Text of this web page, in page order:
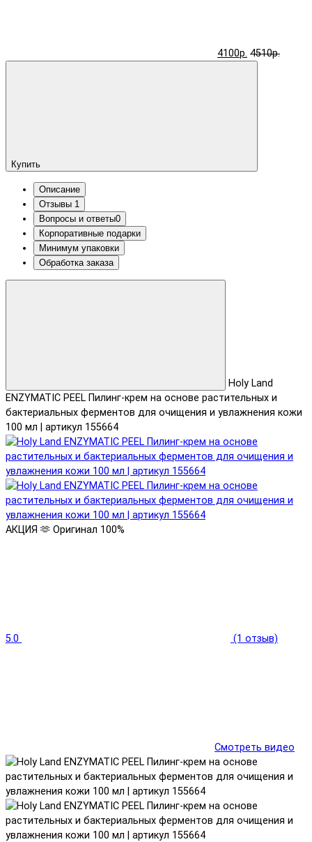
4100р. 4510р.
Купить
Описание
Отзывы 1
Вопросы и ответы0
Корпоративные подарки
Минимум упаковки
Обработка заказа
Holy Land
ENZYMATIC PEEL Пилинг-крем на основе растительных и
бактериальных ферментов для очищения и увлажнения кожи
100 мл | артикул 155664
АКЦИЯ 🫶 Оригинал 100%
5.0 (1 отзыв)
Смотреть видео